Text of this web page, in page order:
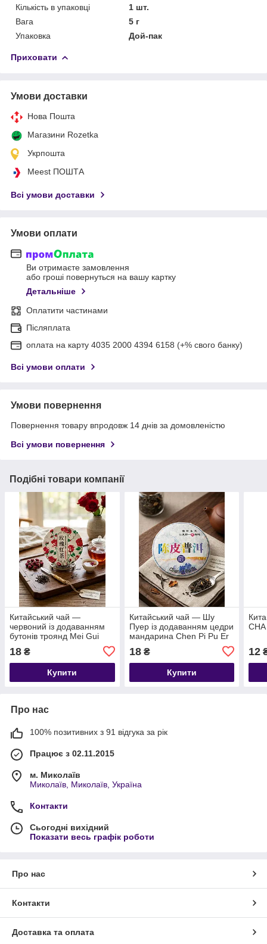
Кількість в упаковці
1 шт.
Вага
5 г
Упаковка
Дой-пак
Приховати
Умови доставки
Нова Пошта
Магазини Rozetka
Укрпошта
Meest ПОШТА
Всі умови доставки
Умови оплати
Ви отримаєте замовлення
або гроші повернуться на вашу картку
Детальніше
Оплатити частинами
Післяплата
оплата на карту 4035 2000 4394 6158 (+% свого банку)
Всі умови оплати
Умови повернення
Повернення товару впродовж 14 днів за домовленістю
Всі умови повернення
Подібні товари компанії
Китайський чай —
червоний із додаванням
бутонів троянд Mei Gui
18 ₴
Купити
Китайський чай — Шу
Пуер із додаванням цедри
мандарина Chen Pi Pu Er
18₴
Купити
12
Про нас
100% позитивних з 91 відгука за рік
Працює з 02.11.2015
м. Миколаїв
Миколаїв, Миколаїв, Україна
Контакти
Сьогодні вихідний
Показати весь графік роботи
Про нас
Контакти
Доставка та оплата